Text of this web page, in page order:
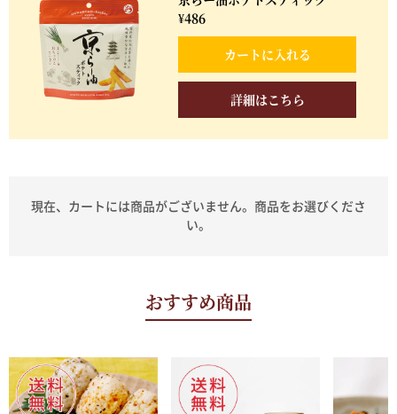
¥486
カートに入れる
詳細はこちら
現在、カートには商品がございません。商品をお選びくださ
い。
おすすめ商品